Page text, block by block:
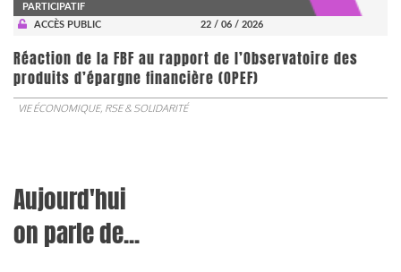
PARTICIPATIF
ACCÈS PUBLIC
22 / 06 / 2026
​​​​​​​Réaction de la FBF au rapport de l’Observatoire des
produits d’épargne financière (OPEF)
VIE ÉCONOMIQUE, RSE & SOLIDARITÉ
Aujourd'hui
on parle de...